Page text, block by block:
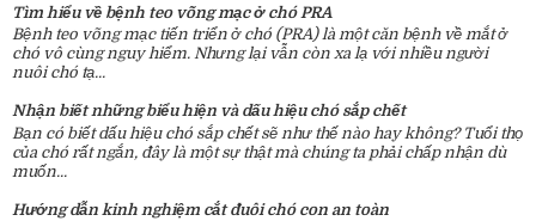
Tìm hiểu về bệnh teo võng mạc ở chó PRA
Bệnh teo võng mạc tiến triển ở chó (PRA) là một căn bệnh về mắt ở
chó vô cùng nguy hiểm. Nhưng lại vẫn còn xa lạ với nhiều người
nuôi chó tạ...
Nhận biết những biểu hiện và dấu hiệu chó sắp chết
Bạn có biết dấu hiệu chó sắp chết sẽ như thế nào hay không? Tuổi thọ
của chó rất ngắn, đây là một sự thật mà chúng ta phải chấp nhận dù
muốn...
Hướng dẫn kinh nghiệm cắt đuôi chó con an toàn